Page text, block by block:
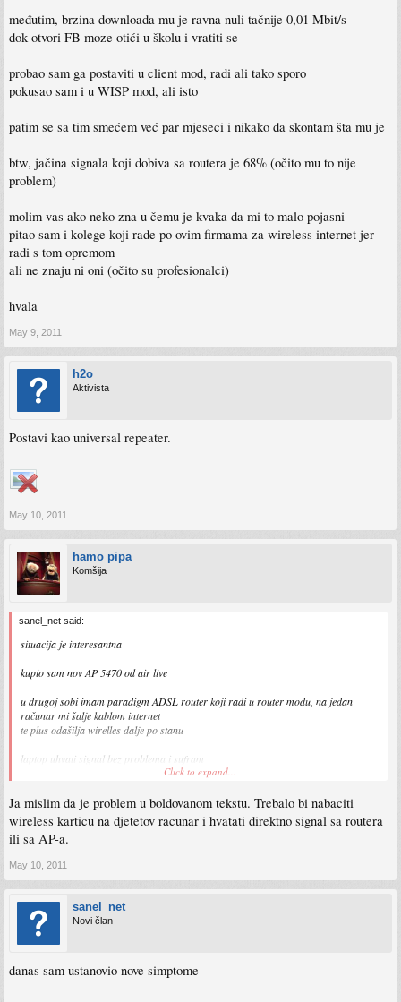
međutim, brzina downloada mu je ravna nuli tačnije 0,01 Mbit/s
dok otvori FB moze otići u školu i vratiti se
probao sam ga postaviti u client mod, radi ali tako sporo
pokusao sam i u WISP mod, ali isto
patim se sa tim smećem već par mjeseci i nikako da skontam šta mu je
btw, jačina signala koji dobiva sa routera je 68% (očito mu to nije
problem)
molim vas ako neko zna u čemu je kvaka da mi to malo pojasni
pitao sam i kolege koji rade po ovim firmama za wireless internet jer
radi s tom opremom
ali ne znaju ni oni (očito su profesionalci)
hvala
May 9, 2011
h2o
Aktivista
Postavi kao universal repeater.
May 10, 2011
hamo pipa
Komšija
sanel_net said:
situacija je interesantna
kupio sam nov AP 5470 od air live
u drugoj sobi imam paradigm ADSL router koji radi u router modu, na jedan
računar mi šalje kablom internet
te plus odašilja wirelles dalje po stanu
laptop uhvati signal bez problema i sufram
brzina interneta na laptopu mi je ravna onoj brzini koju ima i onaj računar koji
e sad:
u drugoj sobi sam postavio taj AP 5470
koji prima wirelles signal sa ADSL routera i
računar (djetetov)
međutim, brzina downloada mu je ravna nuli tačnije 0,01 Mbit/s
dok otvori FB moze otići u školu i vratiti se
pokusao sam i u WISP mod, ali isto
Click to expand...
Ja mislim da je problem u boldovanom tekstu. Trebalo bi nabaciti
wireless karticu na djetetov racunar i hvatati direktno signal sa routera
ili sa AP-a.
May 10, 2011
sanel_net
Novi član
danas sam ustanovio nove simptome